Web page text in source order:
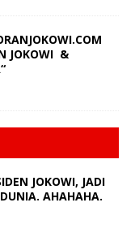
JOKOWI &
JOKOWI, JADI
AHAHAHA.